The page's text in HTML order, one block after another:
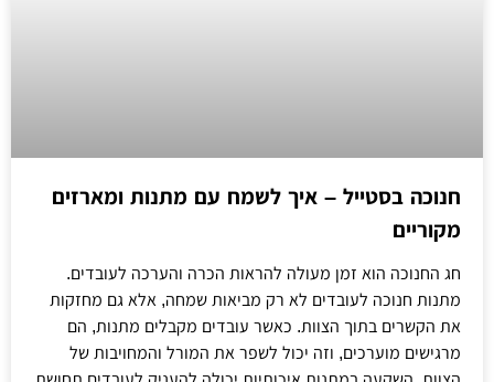
חנוכה בסטייל – איך לשמח עם מתנות ומארזים
מקוריים
חג החנוכה הוא זמן מעולה להראות הכרה והערכה לעובדים.
מתנות חנוכה לעובדים לא רק מביאות שמחה, אלא גם מחזקות
את הקשרים בתוך הצוות. כאשר עובדים מקבלים מתנות, הם
מרגישים מוערכים, וזה יכול לשפר את המורל והמחויבות של